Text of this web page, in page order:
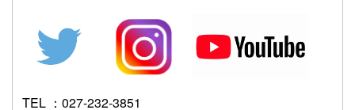
TEL ：027-232-3851